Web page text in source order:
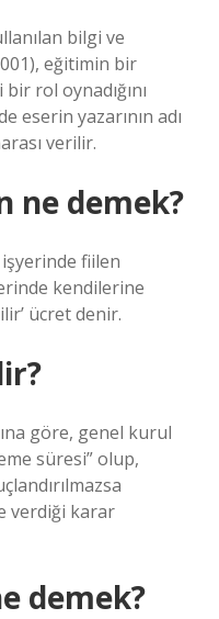
bilgi ve
eğitimin bir
rol oynadığını
eserin yazarının adı
verilir.
ne demek?
fiilen
kendilerine
ücret denir.
göre, genel kurul
süresi” olup,
verdiği karar
demek?